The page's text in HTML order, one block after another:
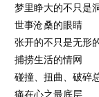
梦里睁大的不只是
世事沧桑的眼睛
张开的不只是无形
捕捞生活的情网
碰撞、扭曲、破碎
痛在心之最底层